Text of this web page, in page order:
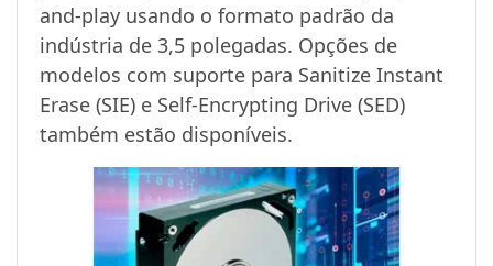
and-play usando o formato padrão da
indústria de 3,5 polegadas. Opções de
modelos com suporte para Sanitize Instant
Erase (SIE) e Self-Encrypting Drive (SED)
também estão disponíveis.